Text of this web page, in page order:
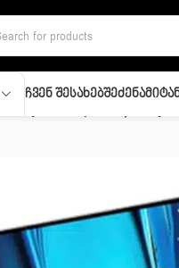
Ჩვენ ᲨესახებᲨეძენა